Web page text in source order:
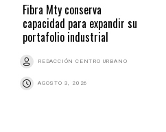
Fibra Mty conserva
capacidad para expandir su
portafolio industrial
REDACCIÓN CENTRO URBANO
AGOSTO 3, 2026